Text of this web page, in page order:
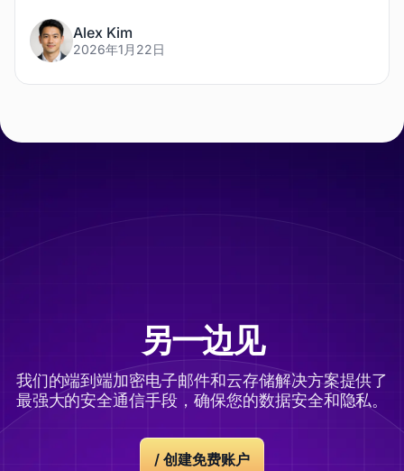
Alex Kim
2026年1月22日
另一边见
我们的端到端加密电子邮件和云存储解决方案提供了
最强大的安全通信手段，确保您的数据安全和隐私。
/ 创建免费账户